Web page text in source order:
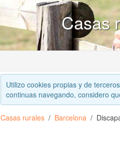
Casas
Utilizo cookies propias y de
continuas navegando, considero
Casas rurales Barcelona